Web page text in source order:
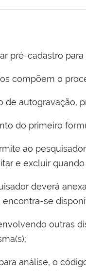
pré-cadastro
compõem o
de autogravação,
do primeiro
ao
e excluir quando
deverá
se
outras
análise, o